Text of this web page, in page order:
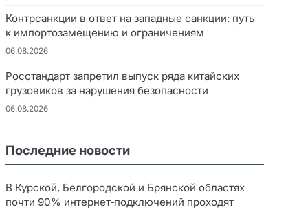
Контрсанкции в ответ на западные санкции: путь
к импортозамещению и ограничениям
06.08.2026
Росстандарт запретил выпуск ряда китайских
грузовиков за нарушения безопасности
06.08.2026
Последние новости
В Курской, Белгородской и Брянской областях
почти 90% интернет‑подключений проходят